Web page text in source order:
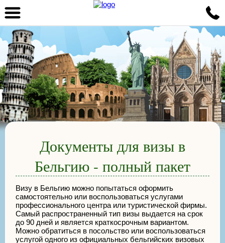
Документы для визы в
Бельгию - полный пакет
Визу в Бельгию можно попытаться оформить
самостоятельно или воспользоваться услугами
профессионального центра или туристической фирмы.
Самый распространенный тип визы выдается на срок
до 90 дней и является краткосрочным вариантом.
Можно обратиться в посольство или воспользоваться
услугой одного из официальных бельгийских визовых